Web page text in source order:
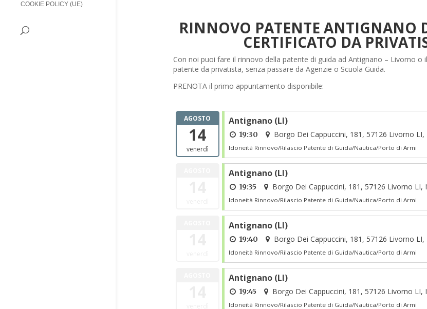
COOKIE POLICY (UE)
RINNOVO PATENTE ANTIGNANO
CERTIFICATO DA
Con noi puoi fare il rinnovo della patente di guida ad Antignano – Livorno o
patente da privatista, senza passare da Agenzie o Scuola Guida.
PRENOTA il primo appuntamento disponibile:
AGOSTO
14
venerdì
Antignano (LI)
19:30 Borgo Dei Cappuccini, 181, 57126 Livorno LI,
Idoneità Rinnovo/Rilascio Patente di Guida/Nautica/Porto di Armi
Antignano (LI)
19:35 Borgo Dei Cappuccini, 181, 57126 Livorno LI,
Idoneità Rinnovo/Rilascio Patente di Guida/Nautica/Porto di Armi
Antignano (LI)
19:40 Borgo Dei Cappuccini, 181, 57126 Livorno LI,
Idoneità Rinnovo/Rilascio Patente di Guida/Nautica/Porto di Armi
Antignano (LI)
19:45 Borgo Dei Cappuccini, 181, 57126 Livorno LI,
Idoneità Rinnovo/Rilascio Patente di Guida/Nautica/Porto di Armi